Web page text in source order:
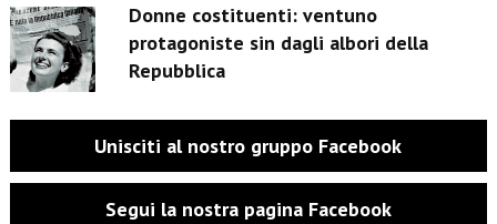
Donne costituenti: ventuno
protagoniste sin dagli albori della
Repubblica
Unisciti al nostro gruppo Facebook
Segui la nostra pagina Facebook